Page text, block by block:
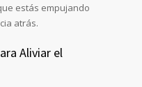
estás empujando
atrás.
Aliviar el